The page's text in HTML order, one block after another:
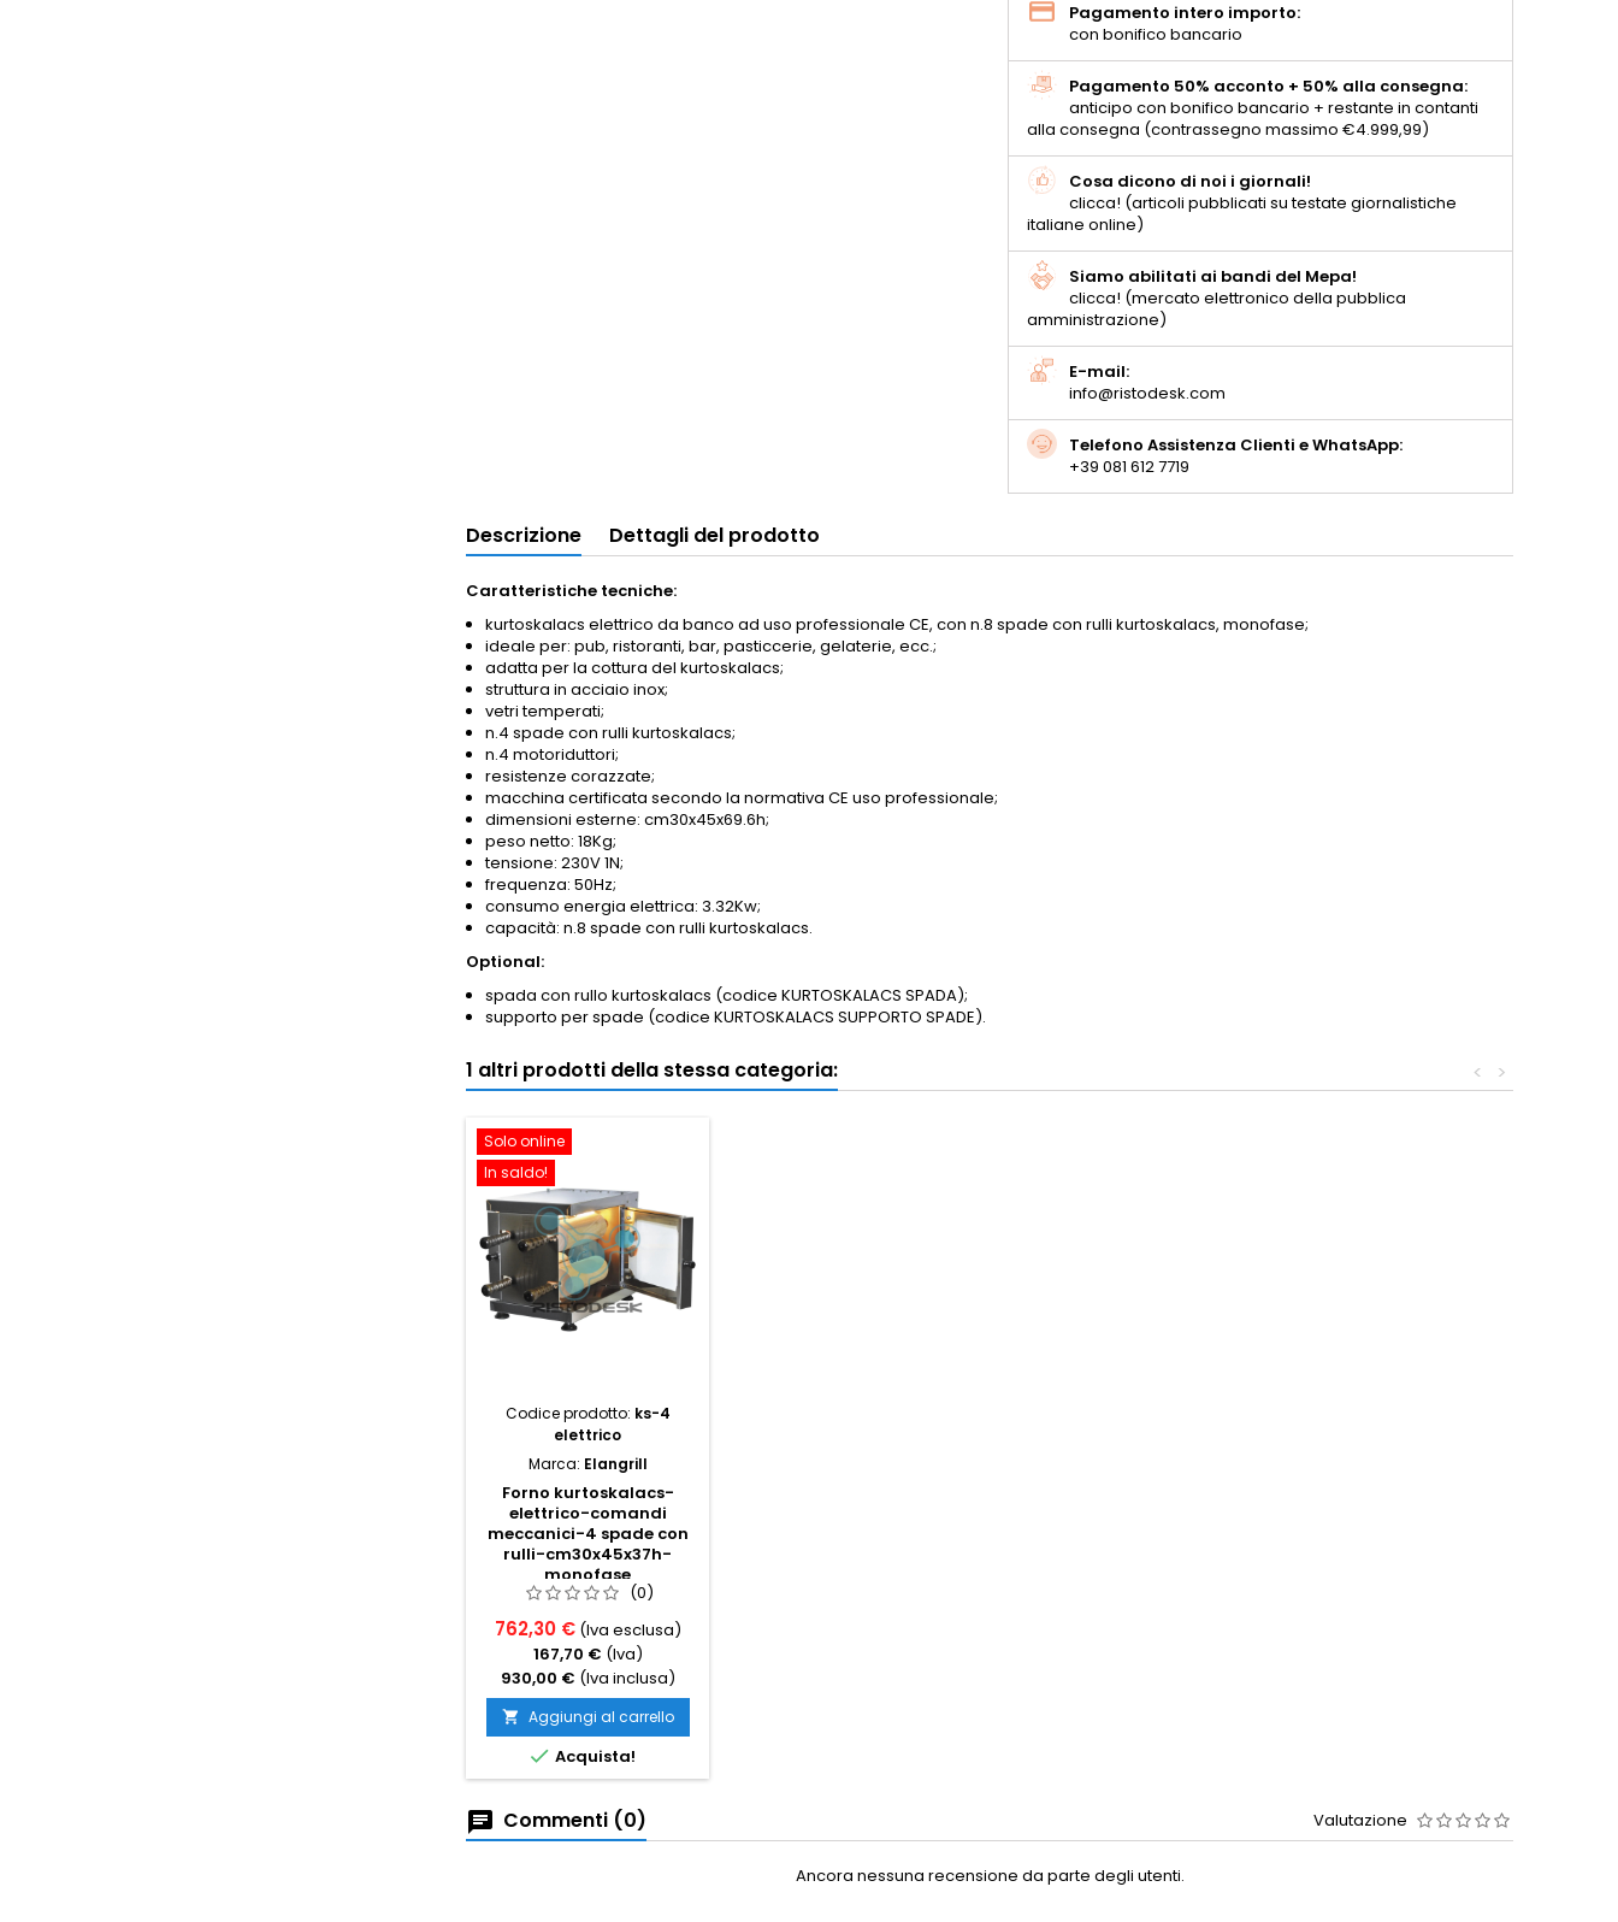
Pagamento intero importo:
con bonifico bancario
Pagamento 50% acconto + 50% alla consegna:
anticipo con bonifico bancario + restante in contanti
alla consegna (contrassegno massimo €4.999,99)
Cosa dicono di noi i giornali!
clicca! (articoli pubblicati su testate giornalistiche
italiane online)
Siamo abilitati ai bandi del Mepa!
clicca! (mercato elettronico della pubblica
amministrazione)
E-mail:
info@ristodesk.com
Telefono Assistenza Clienti e WhatsApp:
+39 081 612 7719
Descrizione Dettagli del prodotto
Caratteristiche tecniche:
kurtoskalacs elettrico da banco ad uso professionale CE, con n.8 spade con rulli kurtoskalacs, monofase;
ideale per: pub, ristoranti, bar, pasticcerie, gelaterie, ecc.;
adatta per la cottura del kurtoskalacs;
struttura in acciaio inox;
vetri temperati;
n.4 spade con rulli kurtoskalacs;
n.4 motoriduttori;
resistenze corazzate;
macchina certificata secondo la normativa CE uso professionale;
dimensioni esterne: cm30x45x69.6h;
peso netto: 18Kg;
tensione: 230V 1N;
frequenza: 50Hz;
consumo energia elettrica: 3.32Kw;
capacità: n.8 spade con rulli kurtoskalacs.
Optional:
spada con rullo kurtoskalacs (codice KURTOSKALACS SPADA);
supporto per spade (codice KURTOSKALACS SUPPORTO SPADE).
1 altri prodotti della stessa categoria: >
<
Solo online
In saldo!
Codice prodotto: ks-4
elettrico
Marca: Elangrill
Forno kurtoskalacs-
elettrico-comandi
meccanici-4 spade con
rulli-cm30x45x37h-
monofase
(0)
762,30 € (Iva esclusa)
167,70 € (Iva)
930,00 € (Iva inclusa)
 Aggiungi al carrello
 Acquista!
Commenti (0) Valutazione
Ancora nessuna recensione da parte degli utenti.